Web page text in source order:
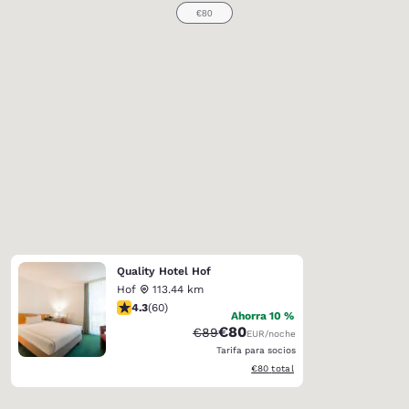
Quality Hotel Hof
Hof
113.44 km
Calificación de 4.35 estrellas. Excelente. 60 reseñas
4.3(60)
Ahorra 10 %
Tarifa tachada:
€89Tarifa reducida:
€80EUR/noche
Tarifa para socios
Ver detalles totales estimados
€80 total